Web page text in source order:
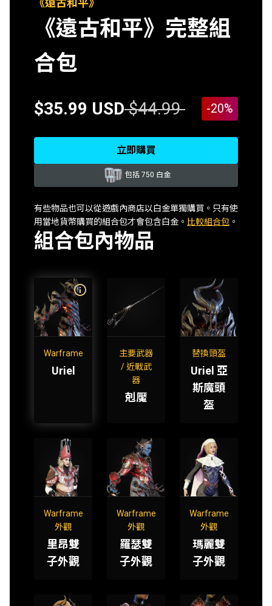
《遠古和平》完整組
合包
$35.99 USD $44.99 -20%
立即購買
包括 750 白金
有些物品也可以從遊戲內商店以白金單獨購買。只有使
用當地貨幣購買的組合包才會包含白金。 比較組合包 。
組合包內物品
Warframe
Uriel
主要武器
/ 近戰武
器
剋魘
替換頭盔
Uriel 亞
斯魔頭
盔
Warframe
外觀
里昂雙
子外觀
Warframe
外觀
羅瑟雙
子外觀
Warframe
外觀
瑪麗雙
子外觀